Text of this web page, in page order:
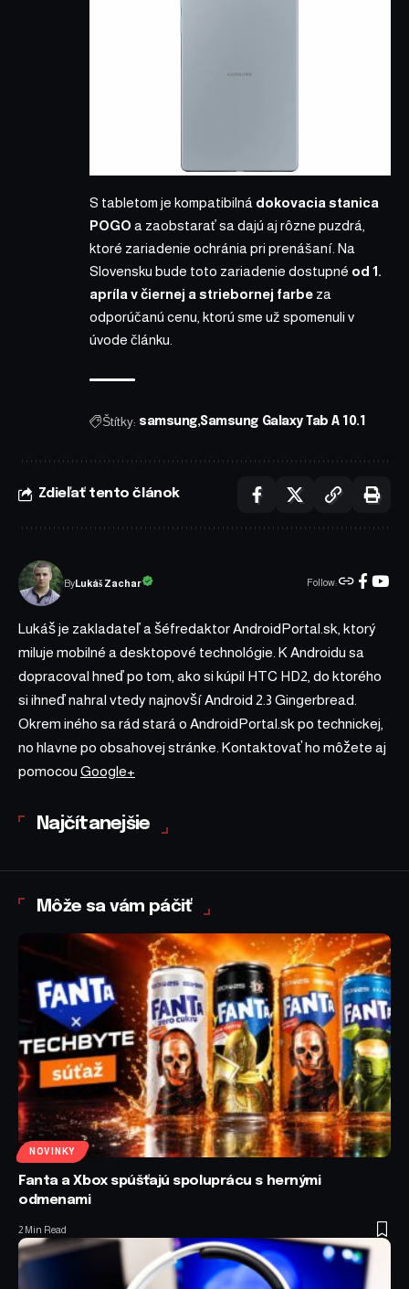
S tabletom je kompatibilná dokovacia stanica
POGO a zaobstarať sa dajú aj rôzne puzdrá,
ktoré zariadenie ochránia pri prenášaní. Na
Slovensku bude toto zariadenie dostupné od 1.
apríla v čiernej a striebornej farbe za
odporúčanú cenu, ktorú sme už spomenuli v
úvode článku.
Štítky: samsung Samsung Galaxy Tab A 10.1
Zdieľať tento článok
ByLukáš Zachar Follow:
Lukáš je zakladateľ a šéfredaktor AndroidPortal.sk, ktorý
miluje mobilné a desktopové technológie. K Androidu sa
dopracoval hneď po tom, ako si kúpil HTC HD2, do ktorého
si ihneď nahral vtedy najnovší Android 2.3 Gingerbread.
Okrem iného sa rád stará o AndroidPortal.sk po technickej,
no hlavne po obsahovej stránke. Kontaktovať ho môžete aj
pomocou Google+
Najčítanejšie
Môže sa vám páčiť
NOVINKY
Fanta a Xbox spúšťajú spoluprácu s hernými
odmenami
2 Min Read